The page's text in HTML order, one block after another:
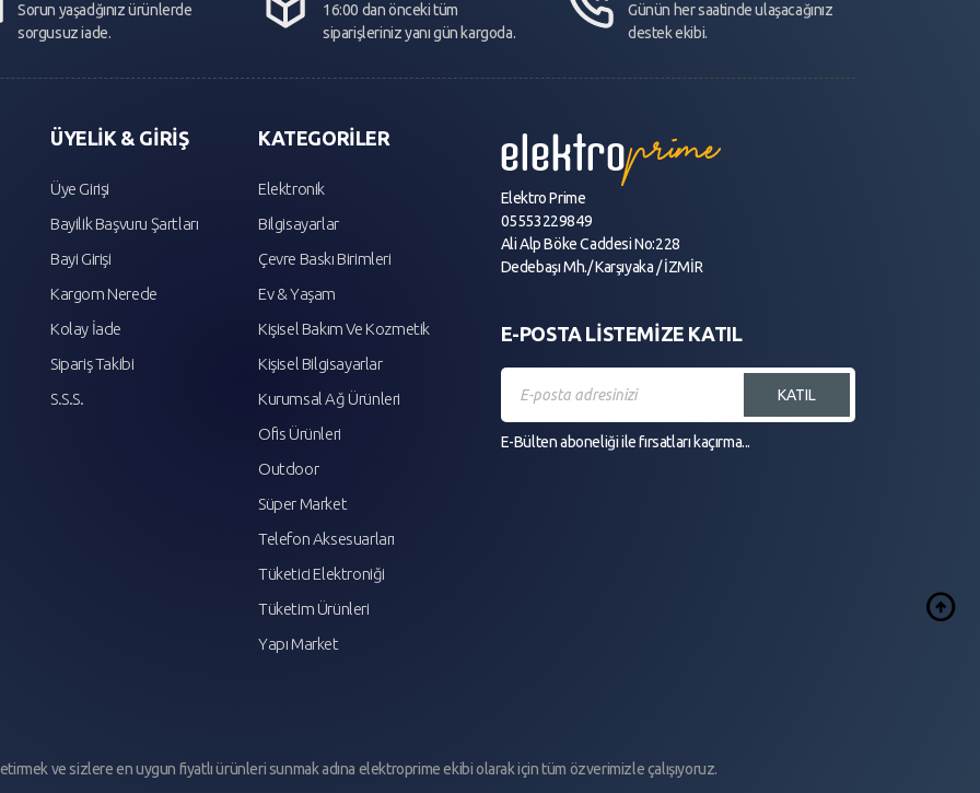
Sorun yaşadğınız ürünlerde
sorgusuz iade.
16:00 dan önceki tüm
siparişleriniz yanı gün kargoda.
Günün her saatinde ulaşacağınız
destek ekibi.
ÜYELİK & GİRİŞ
Üye Girişi
Bayilik Başvuru Şartları
Bayi Girişi
Kargom Nerede
Kolay İade
Sipariş Takibi
S.S.S.
KATEGORİLER
Elektronik
Bilgisayarlar
Çevre Baskı Birimleri
Ev & Yaşam
Kişisel Bakım Ve Kozmetik
Kişisel Bilgisayarlar
Kurumsal Ağ Ürünleri
Ofis Ürünleri
Outdoor
Süper Market
Telefon Aksesuarları
Tüketici Elektroniği
Tüketim Ürünleri
Yapı Market
Elektro Prime
05553229849
Ali Alp Böke Caddesi No:228
Dedebaşı Mh./ Karşıyaka / İZMİR
E-POSTA LİSTEMİZE KATIL
KATIL
E-Bülten aboneliği ile fırsatları kaçırma...
ve sizlere en uygun fiyatlı ürünleri sunmak adına elektroprime ekibi olarak için tüm özverimizle çalışıyoruz.
arrow_circle_up